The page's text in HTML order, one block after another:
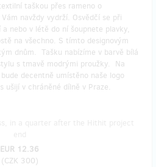
taškou přes rameno o
navždy vydrží. Osvědčí se při
nebo v létě do ní šoupnete plavky,
na všechno. S tímto designovým
dnům. Tašku nabízíme v barvě bílá
s tmavě modrými proužky. Na
decentně umístěno naše logo
ušijí v chráněné dílně v Praze.
EUR 12.36
(CZK 300)